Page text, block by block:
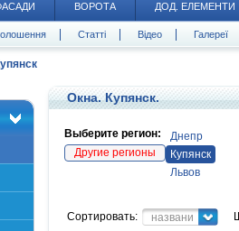
ВОРОТА ДОД. ЕЛЕМЕНТИ
Статті Відео Галереї
Окна. Купянск.
Выберите регион:
Другие регионы
Днепр
Купянск
Львов
Сортировать: название